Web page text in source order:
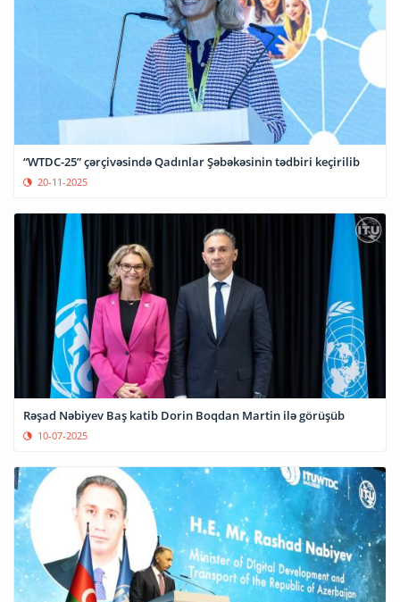
“WTDC-25” çərçivəsində Qadınlar Şəbəkəsinin tədbiri keçirilib
20-11-2025
Rəşad Nəbiyev Baş katib Dorin Boqdan Martin ilə görüşüb
10-07-2025